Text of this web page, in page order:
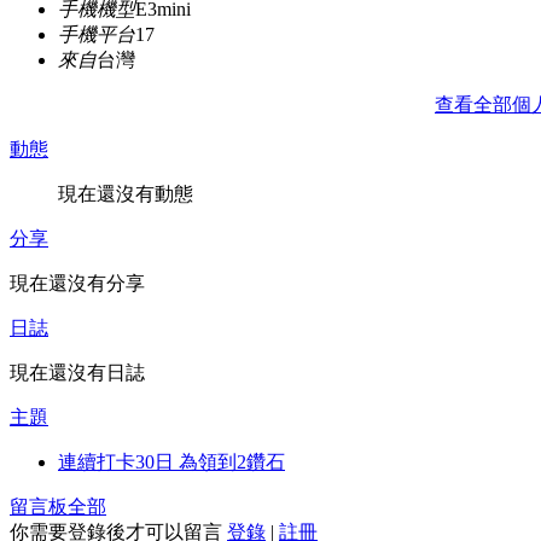
手機機型E3mini
手機平台17
來自台灣
查看全部個
動態
現在還沒有動態
分享
現在還沒有分享
日誌
現在還沒有日誌
主題
連續打卡30日 為領到2鑽石
留言板全部
你需要登錄後才可以留言 登錄 | 註冊